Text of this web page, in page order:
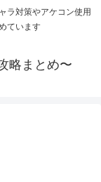
ラ対策やアケコン使用
ています
略まとめ〜